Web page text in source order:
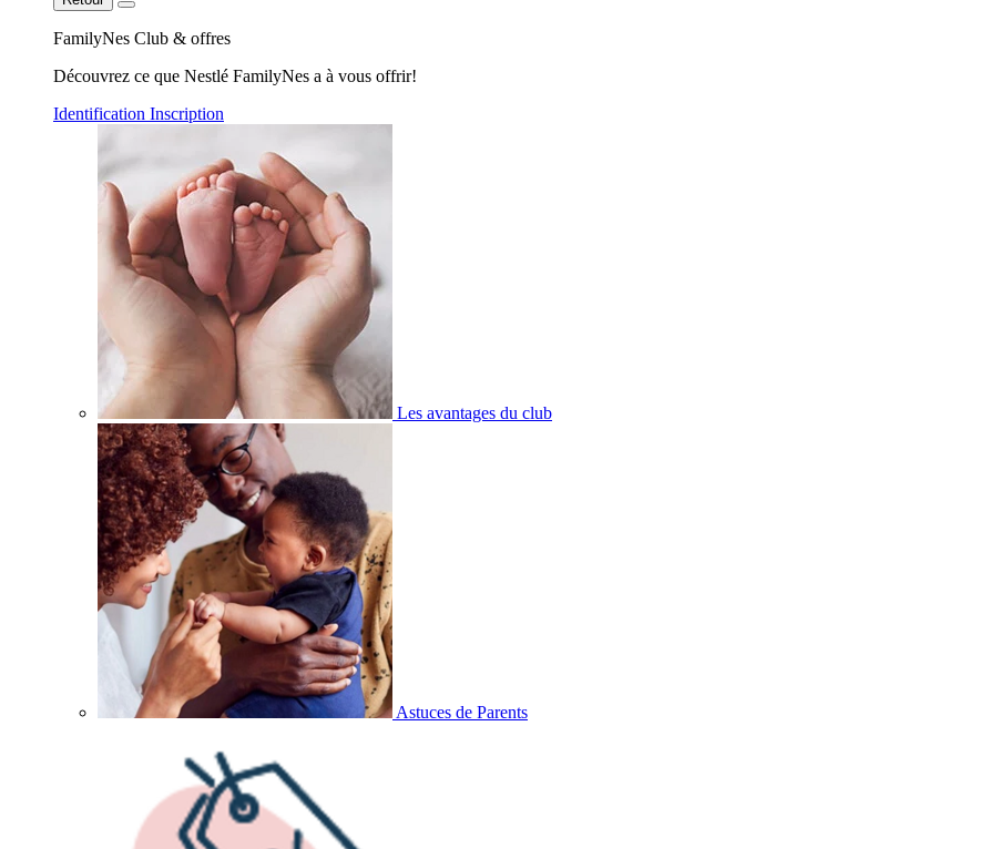
FamilyNes Club & offres
Découvrez ce que Nestlé FamilyNes a à vous offrir!
Identification Inscription
Les avantages du club
Astuces de Parents